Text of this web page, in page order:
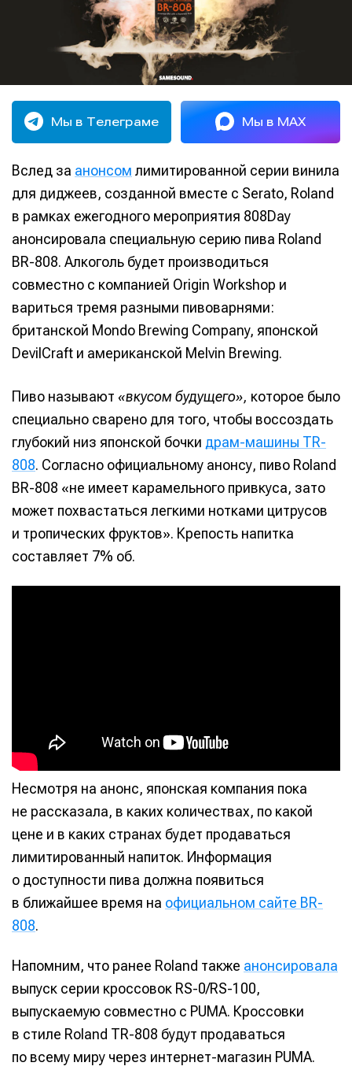
Мы в Телеграме Мы в MAX
Вслед за анонсом лимитированной серии винила
для диджеев, созданной вместе с Serato, Roland
в рамках ежегодного мероприятия 808Day
анонсировала специальную серию пива Roland
BR-808. Алкоголь будет производиться
совместно с компанией Origin Workshop и
вариться тремя разными пивоварнями:
британской Mondo Brewing Company, японской
DevilCraft и американской Melvin Brewing.
Пиво называют «вкусом будущего», которое было
специально сварено для того, чтобы воссоздать
глубокий низ японской бочки драм-машины TR-
808. Согласно официальному анонсу, пиво Roland
BR-808 «не имеет карамельного привкуса, зато
может похвастаться легкими нотками цитрусов
и тропических фруктов». Крепость напитка
составляет 7% об.
Несмотря на анонс, японская компания пока
не рассказала, в каких количествах, по какой
цене и в каких странах будет продаваться
лимитированный напиток. Информация
о доступности пива должна появиться
в ближайшее время на официальном сайте BR-
808.
Напомним, что ранее Roland также анонсировала
выпуск серии кроссовок RS-0/RS-100,
выпускаемую совместно с PUMA. Кроссовки
в стиле Roland TR-808 будут продаваться
по всему миру через интернет-магазин PUMA.